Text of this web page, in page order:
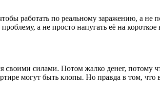
работать по реальному заражению, а не
а не просто напугать её на короткое
своими силами. Потом жалко денег,
могут быть клопы. Но правда в том, что